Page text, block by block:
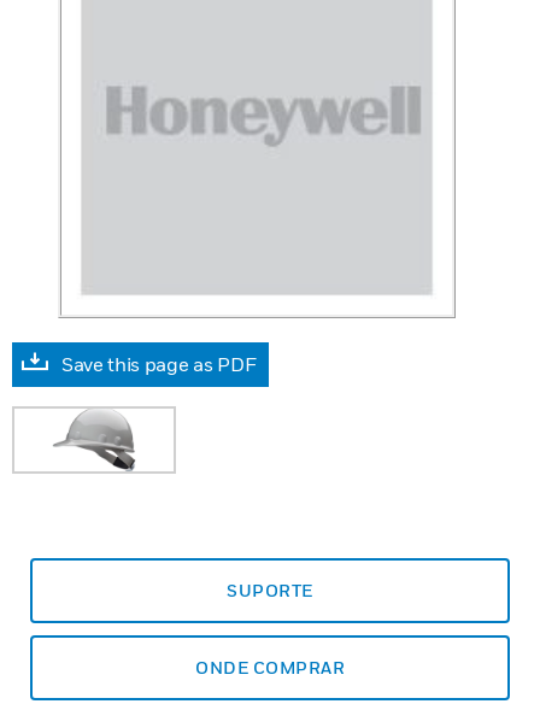
Save this page as PDF
SUPORTE
ONDE COMPRAR